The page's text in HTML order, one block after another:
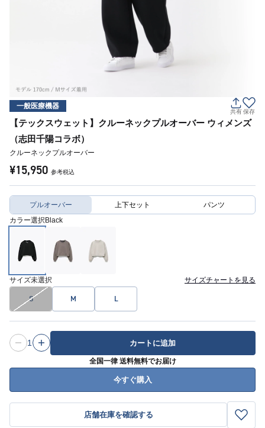
一般医療機器
共有保存
【テックスウェット】クルーネックプルオーバー ウィメンズ
（志田千陽コラボ）
クルーネックプルオーバー
¥15,950 参考税込
プルオーバー 上下セット パンツ
カラー選択Black
サイズ未選択 サイズチャートを見る
S M L
1 カートに追加
全国一律 送料無料でお届け
今すぐ購入
店舗在庫を確認する